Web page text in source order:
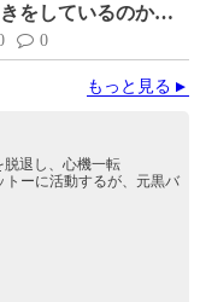
をしているのか解
0
もっと見る
脱退し、心機一転
トーに活動するが、元黒バ